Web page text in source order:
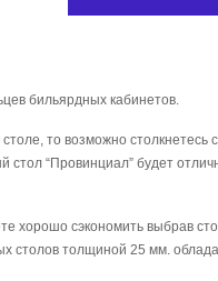
бильярдных кабинетов.
то возможно столкнетесь
“Провинциал” будет
хорошо сэкономить выбрав
толщиной 25 мм.